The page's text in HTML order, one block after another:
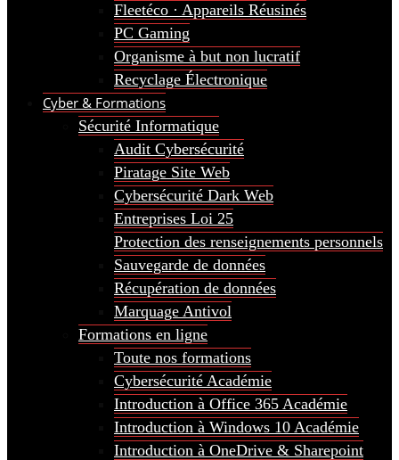
Fleetéco · Appareils Réusinés
PC Gaming
Organisme à but non lucratif
Recyclage Électronique
Cyber & Formations
Sécurité Informatique
Audit Cybersécurité
Piratage Site Web
Cybersécurité Dark Web
Entreprises Loi 25
Protection des renseignements personnels
Sauvegarde de données
Récupération de données
Marquage Antivol
Formations en ligne
Toute nos formations
Cybersécurité Académie
Introduction à Office 365 Académie
Introduction à Windows 10 Académie
Introduction à OneDrive & Sharepoint